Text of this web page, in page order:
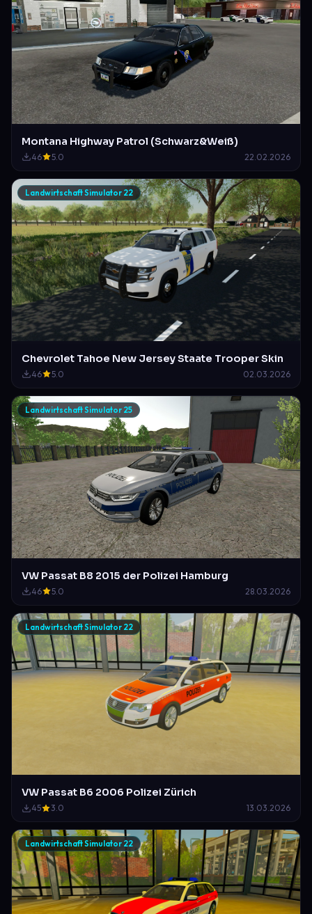
Montana Highway Patrol (Schwarz&Weiß)
46 5.0 22.02.2026
Landwirtschaft Simulator 22
Chevrolet Tahoe New Jersey Staate Trooper Skin
46 5.0 02.03.2026
Landwirtschaft Simulator 25
VW Passat B8 2015 der Polizei Hamburg
46 5.0 28.03.2026
Landwirtschaft Simulator 22
VW Passat B6 2006 Polizei Zürich
45 3.0 13.03.2026
Landwirtschaft Simulator 22